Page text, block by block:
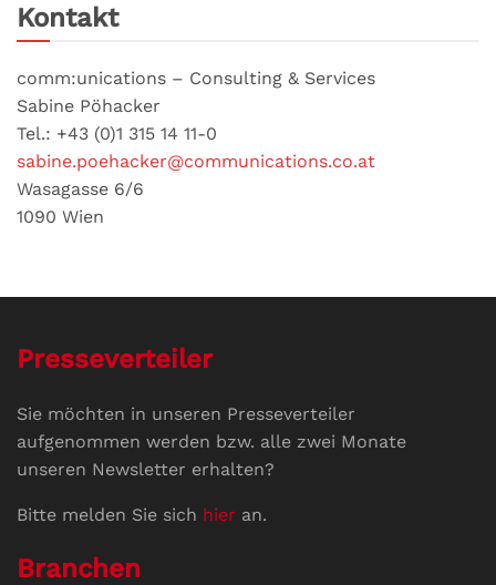
Kontakt
comm:unications – Consulting & Services
Sabine Pöhacker
Tel.: +43 (0)1 315 14 11-0
sabine.poehacker@communications.co.at
Wasagasse 6/6
1090 Wien
Presseverteiler
Sie möchten in unseren Presseverteiler
aufgenommen werden bzw. alle zwei Monate
unseren Newsletter erhalten?
Bitte melden Sie sich hier an.
Branchen